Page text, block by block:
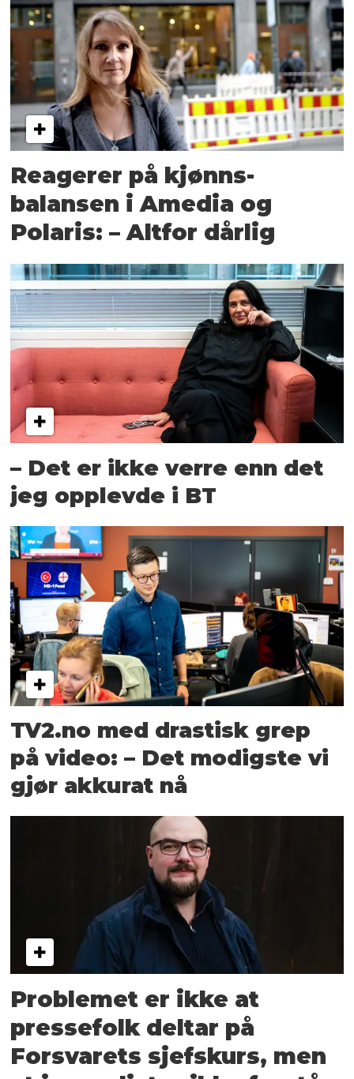
Reagerer på kjønns­
balansen i Amedia og
Polaris: – Altfor dårlig
– Det er ikke verre enn det
jeg opplevde i BT
TV2.no med drastisk grep
på video: – Det modigste vi
gjør akkurat nå
Problemet er ikke at
pressefolk deltar på
Forsvarets sjefskurs, men